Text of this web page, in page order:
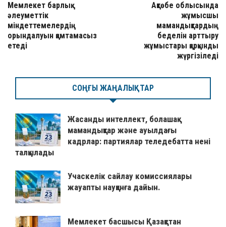
Мемлекет барлық
әлеуметтік
міндеттемелердің
орындалуын қамтамасыз
етеді
Ақтөбе облысында
жұмысшы
мамандықтардың
беделін арттыру
жұмыстары қарқынды
жүргізіледі
СОҢҒЫ ЖАҢАЛЫҚТАР
Жасанды интеллект, болашақ
мамандықтар және ауылдағы
кадрлар: партиялар теледебатта нені
талқылады
Учаскелік сайлау комиссиялары
жауапты науқанға дайын.
Мемлекет басшысы Қазақстан